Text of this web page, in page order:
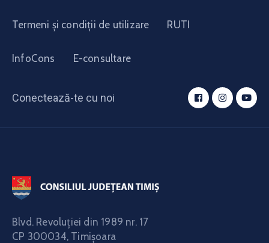
Termeni și condiții de utilizare RUTI
InfoCons E-consultare
Conectează-te cu noi
Blvd. Revoluţiei din 1989 nr. 17
CP 300034, Timişoara